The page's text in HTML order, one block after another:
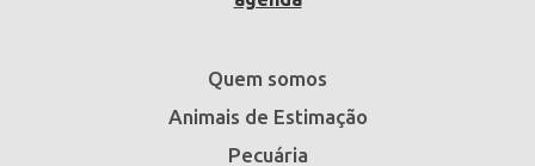
Quem somos
Animais de Estimação
Pecuária